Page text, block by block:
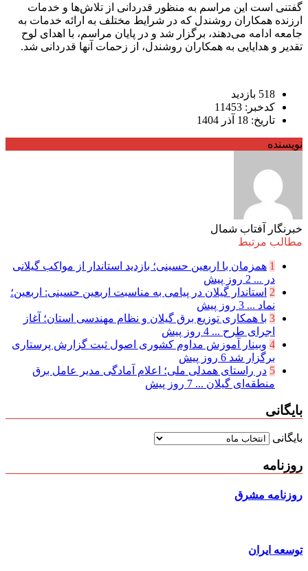
گفتنی است این مراسم به منظور قدردانی از تلاش‌ها و خدمات
ارزنده همکاران روشندل که در شرایط مختلف به ارائه خدمات به
جامعه ادامه می‌دهند، برگزار شد و در پایان مراسم، با اهدای لوح
تقدیر و هدایایی به همکاران روشندل، از زحمات آنها قدردانی شد.
518 بازدید
کدخبر: 11453
تاریخ: 18 آذر 1404
نویسنده
خبرنگار آفتاب شمال
مطالب مرتبط
1 همزمان با اربعین حسینی؛ بازدید استاندار از مواکب گیلانی
در ... 2 روز پیش
2 استاندار گیلان در پیامی به مناسبت اربعین حسینی: اربعین؛
نماد ... 3 روز پیش
3 با همکاری توزیع برق گیلان و نظام مهندسی استان؛ آغاز
اجرای طرح ... 4 روز پیش
4 وبینار آموزش مداوم کشوری اصول ثبت گزارش پرستاری
برگزار شد 6 روز پیش
5 در راستای همدلی ملی؛ اعلام آمادگی مدیر عامل برق
منطقه‌ای گیلان ... 7 روز پیش
بایگانی
بایگانی
روزنامه
روزنامه مشرق
توسعه ایران